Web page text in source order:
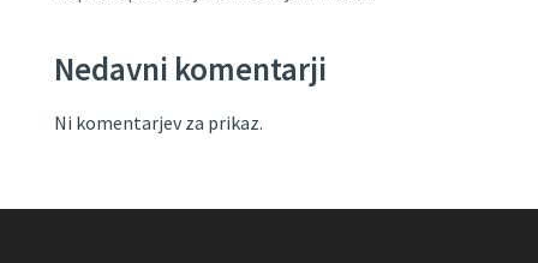
Nedavni komentarji
Ni komentarjev za prikaz.